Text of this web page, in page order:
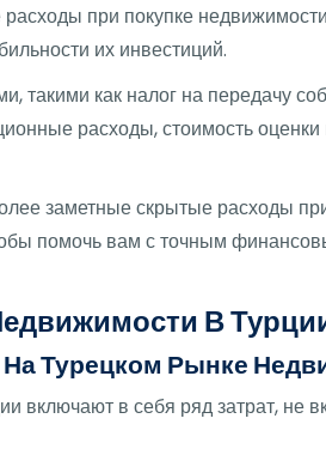
при покупке
их инвестиций.
как налог на передачу
расходы, стоимость
заметные скрытые расходы
помочь вам с точным
В
Турецком Рынке
включают в себя ряд затрат, не